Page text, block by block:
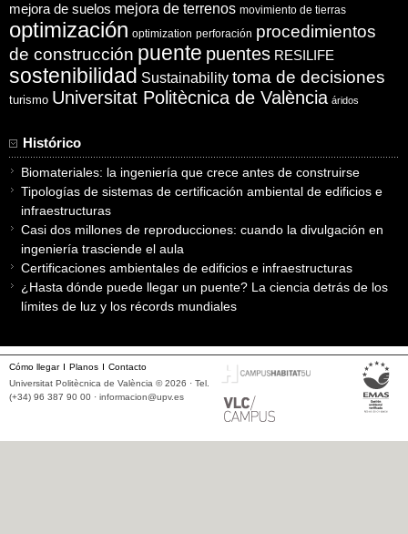
mejora de suelos mejora de terrenos movimiento de tierras
optimización optimization perforación procedimientos
de construcción puente puentes RESILIFE
sostenibilidad Sustainability toma de decisiones
turismo Universitat Politècnica de València áridos
Histórico
Biomateriales: la ingeniería que crece antes de construirse
Tipologías de sistemas de certificación ambiental de edificios e
infraestructuras
Casi dos millones de reproducciones: cuando la divulgación en
ingeniería trasciende el aula
Certificaciones ambientales de edificios e infraestructuras
¿Hasta dónde puede llegar un puente? La ciencia detrás de los
límites de luz y los récords mundiales
Cómo llegar Planos
Contacto
Universitat Politècnica de València © 2026 · Tel.
(+34) 96 387 90 00 · informacion@upv.es